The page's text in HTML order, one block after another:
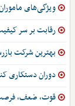
ویژگی‌های
رقابت بر سر
بهترین شرکت
دوران دستکاری
قوت، ضعف،